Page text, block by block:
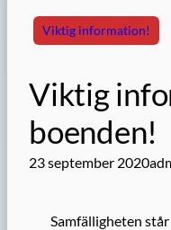
Viktig information!
Viktig
boenden!
23 september 2020
Samfälligheten